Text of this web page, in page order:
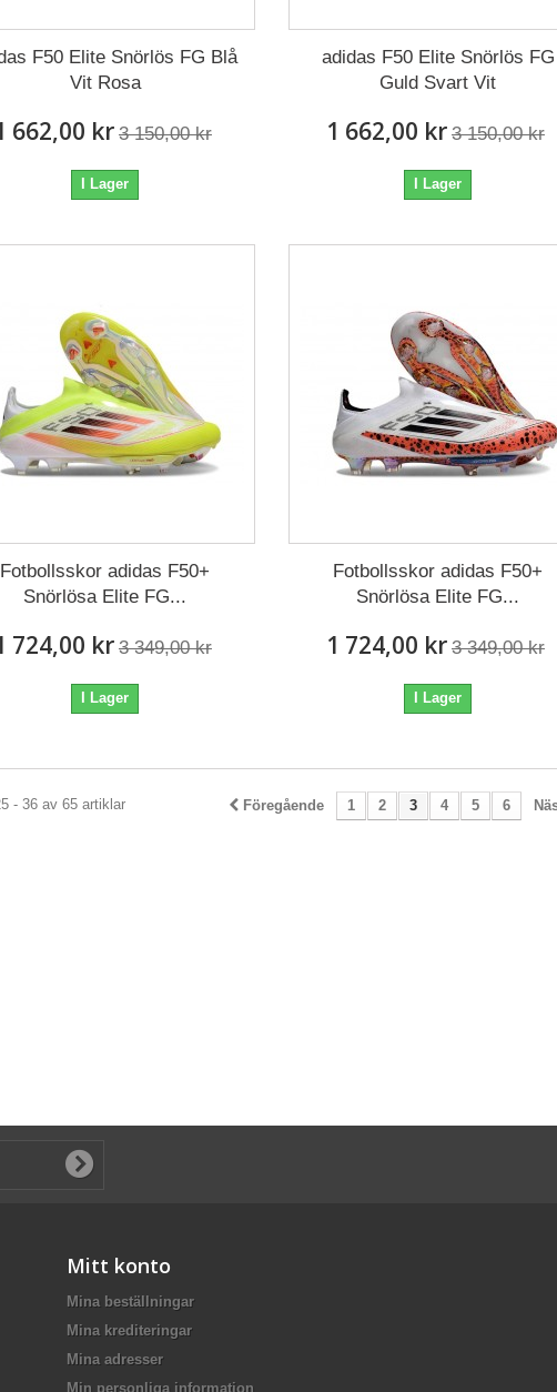
F50 Elite Snörlös FG Blå
Vit Rosa
662,00 kr 3 150,00 kr
I Lager
adidas F50 Elite Snörlös FG
Guld Svart Vit
1 662,00 kr 3 150,00 kr
I Lager
Fotbollsskor adidas F50+
Snörlösa Elite FG...
724,00 kr 3 349,00 kr
I Lager
Fotbollsskor adidas F50+
Snörlösa Elite FG...
1 724,00 kr 3 349,00 kr
I Lager
Föregående 1 2 3 4 5 6
- 36 av 65 artiklar
Mitt konto
Mina beställningar
Mina krediteringar
Mina adresser
Min personliga information